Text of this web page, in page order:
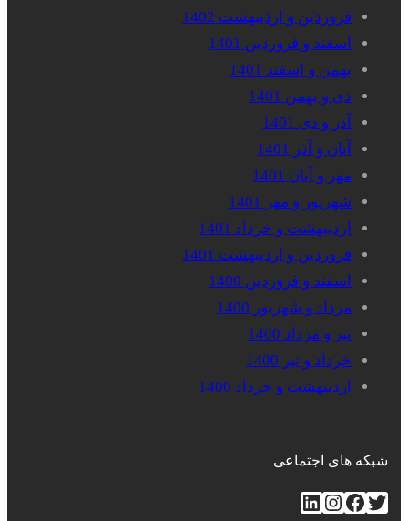
فروردین و اردیبهشت 1402
اسفند و فروردین 1401
بهمن و اسفند 1401
دی و بهمن 1401
آذر و دی 1401
آبان و آذر 1401
مهر و آبان 1401
شهریور و مهر 1401
اردیبهشت و خرداد 1401
فروردین و اردیبهشت 1401
اسفند و فروردین 1400
مرداد و شهریور 1400
تیر و مرداد 1400
خرداد و تیر 1400
اردیبهشت و خرداد 1400
شبکه های اجتماعی
توییتر فیس‌بوکاینستاگرم لینکداین